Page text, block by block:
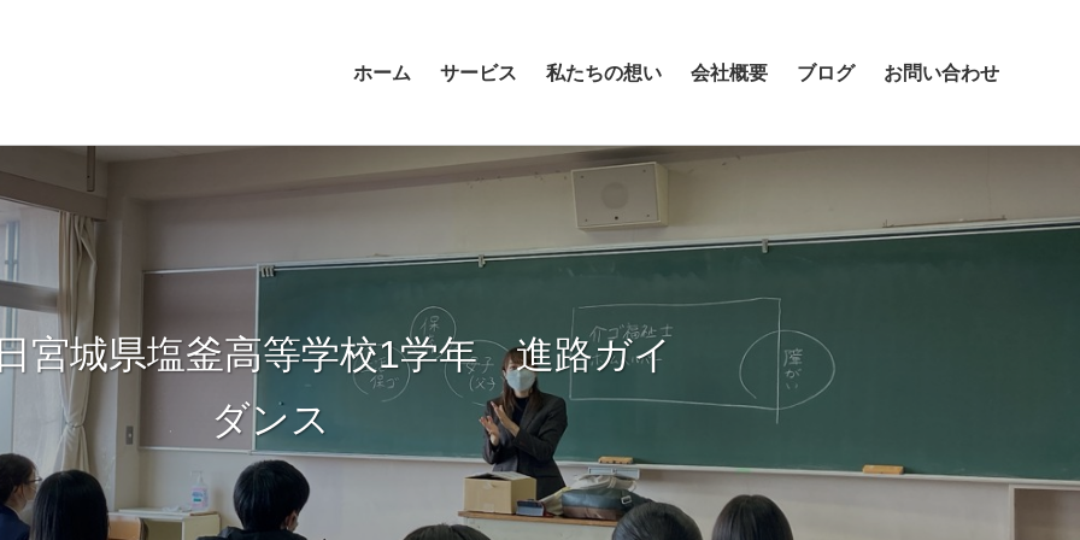
ホーム サービス 私たちの想い 会社概要 ブログ お問い合わせ
宮城県塩釜高等学校1学年 進路ガイ
ダンス